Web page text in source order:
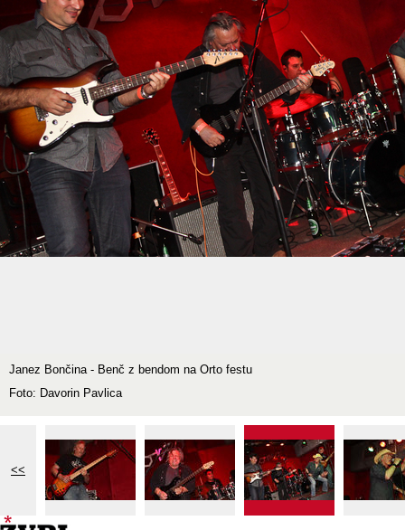
Janez Bončina - Benč z bendom na Orto festu
Foto: Davorin Pavlica
<<